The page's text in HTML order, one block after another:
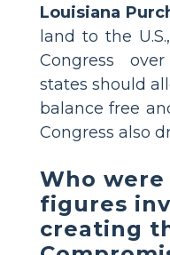
Louisiana
land to the
Congress
states should
balance free
Congress also
Who
figures
creating